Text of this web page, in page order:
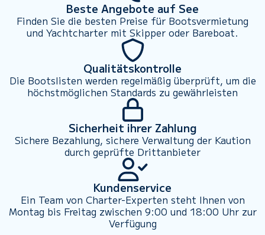
Beste Angebote auf See
Finden Sie die besten Preise für Bootsvermietung
und Yachtcharter mit Skipper oder Bareboat.
Qualitätskontrolle
Die Bootslisten werden regelmäßig überprüft, um die
höchstmöglichen Standards zu gewährleisten
Sicherheit ihrer Zahlung
Sichere Bezahlung, sichere Verwaltung der Kaution
durch geprüfte Drittanbieter
Kundenservice
Ein Team von Charter-Experten steht Ihnen von
Montag bis Freitag zwischen 9:00 und 18:00 Uhr zur
Verfügung